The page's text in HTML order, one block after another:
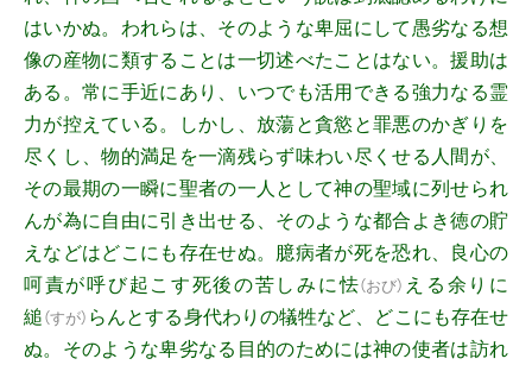
はいかぬ。われらは、そのような卑屈にして愚劣なる想
像の産物に類することは一切述べたことはない。援助は
ある。常に手近にあり、いつでも活用できる強力なる霊
力が控えている。しかし、放蕩と貪慾と罪悪のかぎりを
尽くし、物的満足を一滴残らず味わい尽くせる人間が、
その最期の一瞬に聖者の一人として神の聖域に列せられ
んが為に自由に引き出せる、そのような都合よき徳の貯
えなどはどこにも存在せぬ。臆病者が死を恐れ、良心の
呵責が呼び起こす死後の苦しみに怯（おび） える余りに
縋（すが） らんとする身代わりの犠牲など、どこにも存在せ
ぬ。そのような卑劣なる目的のためには神の使者は訪れ